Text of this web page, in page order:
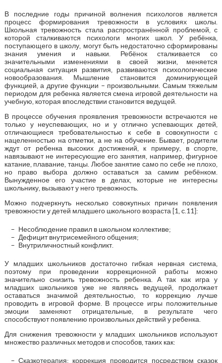
В последние годы причиной волнения психологов является
процесс формирования тревожности в условиях школы.
Школьная тревожность стала распространённой проблемой, с
которой сталкиваются психологи многих школ. У ребёнка,
поступающего в школу, могут быть недостаточно сформированы
знания умения и навыки. Ребёнок сталкивается со
значительными изменениями в своей жизни, меняется
социальная ситуация развития, развиваются психологические
новообразования. Мышление становится доминирующей
функцией, а другие функции – произвольными. Самым тяжелым
периодом для ребенка является смена игровой деятельности на
учебную, которая впоследствии становится ведущей.
В процессе обучения проявления тревожности встречаются не
только у неуспевающих, но и у отлично успевающих детей,
отличающиеся требовательностью к себе в совокупности с
нацеленностью на отметки, а не на обучение. Бывает, родители
ждут от ребенка высоких достижений, к примеру, в спорте,
навязывают не интересующие его занятия, например, фигурное
катание, плавание, танцы. Любое занятие само по себе не плохо,
но право выбора должно оставаться за самим ребёнком.
Вынужденное его участие в делах, которые не интересны
школьнику, вызывают у него тревожность.
Можно подчеркнуть несколько совокупных причин появления
тревожности у детей младшего школьного возраста [1, с.11]:
Несоблюдение правил в школьном коллективе;
Дефицит внутрисемейного общения;
Внутриличностный конфликт.
У младших школьников достаточно гибкая нервная система,
поэтому при проведении коррекционной работы можно
значительно снизить тревожность ребенка. А так как игра у
младших школьников уже не являясь ведущей, продолжает
оставаться значимой деятельностью, то коррекцию лучше
проводить в игровой форме. В процессе игры положительные
эмоции заменяют отрицательные, в результате чего
способствуют появлению произвольных действий у ребенка.
Для снижения тревожности у младших школьников используют
множество различных методов и способов, таких как:
Сказкотерапия: коррекция проводится посредством сказок